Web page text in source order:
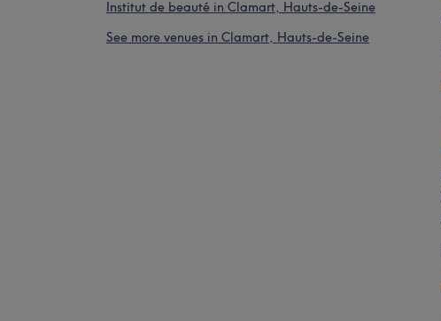
Institut de beauté in Clamart, Hauts-de-Seine
See more venues in Clamart, Hauts-de-Seine